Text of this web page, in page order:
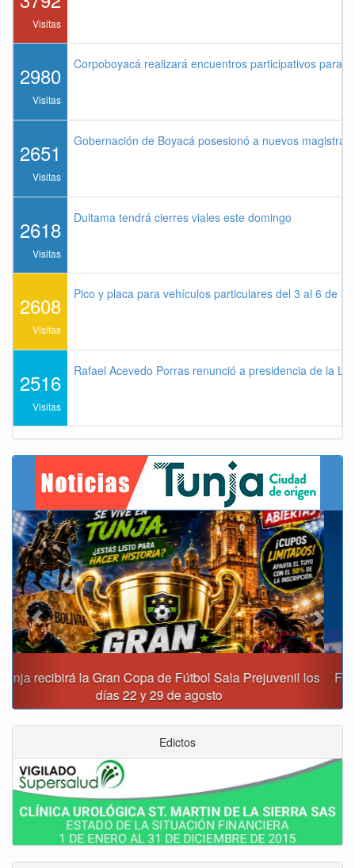
Visitas
2980
Visitas
Corpoboyacá realizará encuentros participativos para
2651
Visitas
Gobernación de Boyacá posesionó a nuevos
2618
Visitas
Duitama tendrá cierres viales este domingo
2608
Visitas
Pico y placa para vehículos particulares del 3 al 6 de
2516
Visitas
Rafael Acevedo Porras renunció a presidencia de la
Fiscalía destapa presunta red de corrupción que habría
movido $3,1 billones en regalías
Previous Next
Edictos